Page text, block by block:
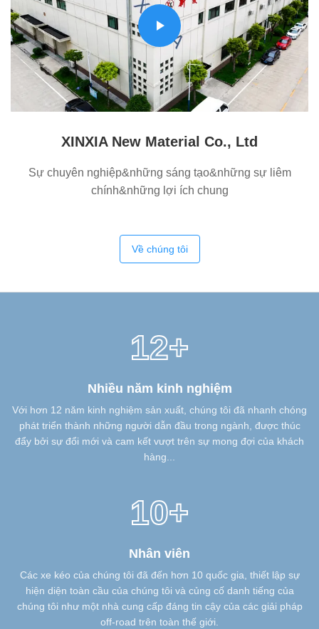
XINXIA New Material Co., Ltd
Sự chuyên nghiệp&những sáng tạo&những sự liêm
chính&những lợi ích chung
Về chúng tôi
12+
Nhiều năm kinh nghiệm
Với hơn 12 năm kinh nghiệm sản xuất, chúng tôi đã nhanh chóng
phát triển thành những người dẫn đầu trong ngành, được thúc
đẩy bởi sự đổi mới và cam kết vượt trên sự mong đợi của khách
hàng...
10+
Nhân viên
Các xe kéo của chúng tôi đã đến hơn 10 quốc gia, thiết lập sự
hiện diện toàn cầu của chúng tôi và củng cố danh tiếng của
chúng tôi như một nhà cung cấp đáng tin cậy của các giải pháp
off-road trên toàn thế giới.